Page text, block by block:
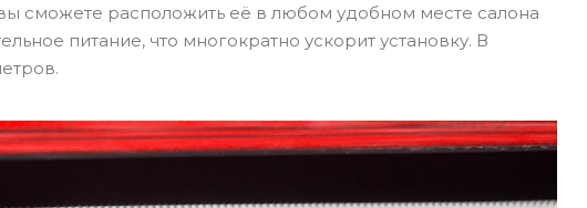
сможете расположить её в любом удобном месте салона
питание, что многократно ускорит установку. В